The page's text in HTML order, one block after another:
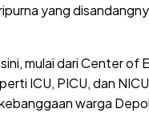
yang
mulai dari Center of
ICU, PICU, dan
warga